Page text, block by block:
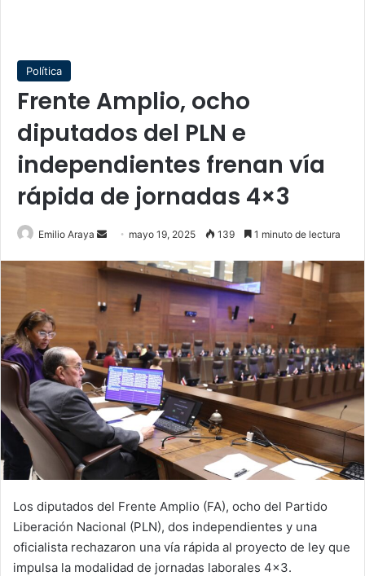
Política
Frente Amplio, ocho
diputados del PLN e
independientes frenan vía
rápida de jornadas 4×3
Emilio Araya
Send
email
mayo 19, 2025 139 1 minuto de lectura
Los diputados del Frente Amplio (FA), ocho del Partido
Liberación Nacional (PLN), dos independientes y una
oficialista rechazaron una vía rápida al proyecto de ley que
impulsa la modalidad de jornadas laborales 4×3.